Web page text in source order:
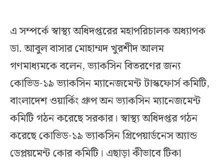
এ সম্পর্কে স্বাস্থ্য অধিদপ্তরের মহাপরিচালক অধ্যাপক
ডা. আবুল বাসার মোহাম্মদ খুরশীদ আলম
গণমাধ্যমকে বলেন, ভ্যাকসিন বিতরণের জন্য
কোভিড-১৯ ভ্যাকসিন ম্যানেজমেন্ট টাস্কফোর্স কমিটি,
বাংলাদেশ ওয়ার্কিং গ্রুপ অন ভ্যাকসিন ম্যানেজমেন্ট
কমিটি গঠন করেছে সরকার। স্বাস্থ্য অধিদপ্তর গঠন
করেছে কোভিড-১৯ ভ্যাকসিন প্রিপেয়ার্ডনেস অ্যান্ড
ডেপ্লয়মেন্ট কোর কমিটি। এছাড়া কীভাবে টিকা